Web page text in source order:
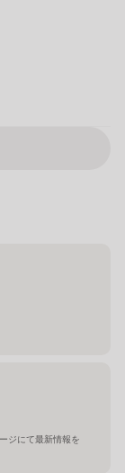
ジにて最新情報を